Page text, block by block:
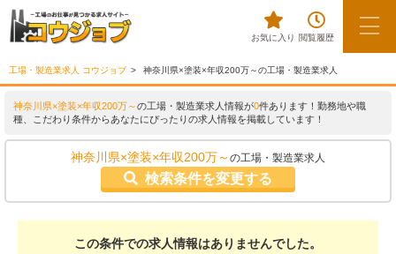
お気に入り 閲覧履歴
工場・製造業求人 コウジョブ 神奈川県×塗装×年収200万～の工場・製造業求人
神奈川県×塗装×年収200万～の工場・製造業求人情報が0件あります！勤務地や職
種、こだわり条件からあなたにぴったりの求人情報を掲載しています！
神奈川県×塗装×年収200万～ の工場・製造業求人
検索条件を変更する
この条件での求人情報はありませんでした。